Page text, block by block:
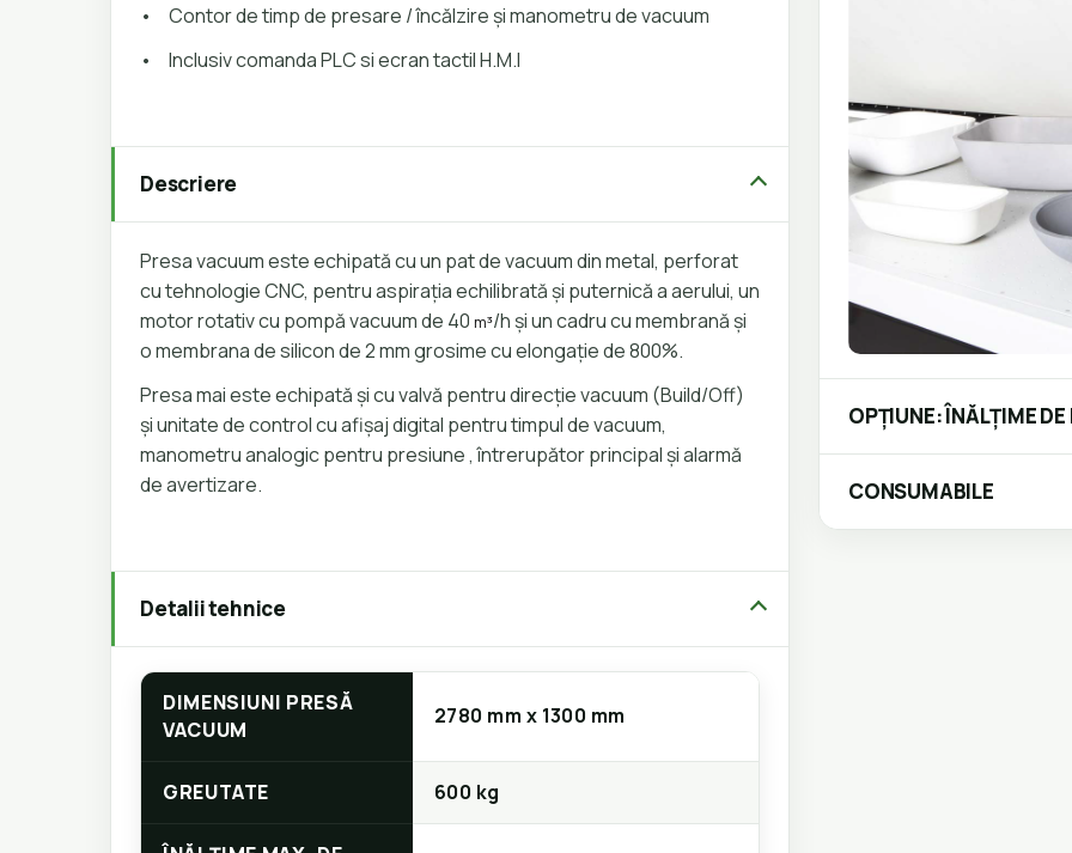
•
Contor de timp de presare / încălzire și manometru de vacuum
•
Inclusiv comanda PLC si ecran tactil H.M.I
Descriere
Presa vacuum este echipată cu un pat de vacuum din metal, perforat
cu tehnologie CNC, pentru aspirația echilibrată și puternică a aerului, un
motor rotativ cu pompă vacuum de 40 m³/h și un cadru cu membrană și
o membrana de silicon de 2 mm grosime cu elongație de 800%.
Presa mai este echipată și cu valvă pentru direcție vacuum (Build/Off)
și unitate de control cu afișaj digital pentru timpul de vacuum,
manometru analogic pentru presiune , întrerupător principal și alarmă
de avertizare.
Detalii tehnice
DIMENSIUNI PRESĂ
VACUUM
2780 mm x 1300 mm
GREUTATE 600 kg
OPȚIUNE: ÎNĂLȚIME
CONSUMABILE